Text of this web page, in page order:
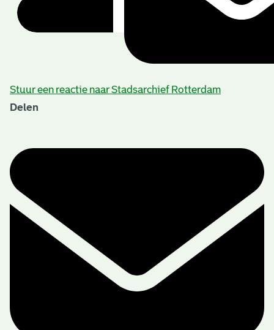
Stuur een reactie naar Stadsarchief Rotterdam
Delen